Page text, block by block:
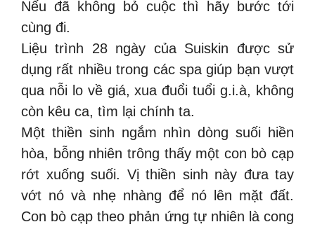
Nếu đã không bỏ cuộc thì hãy bước tới
cùng đi.
Liệu trình 28 ngày của Suiskin được sử
dụng rất nhiều trong các spa giúp bạn vượt
qua nỗi lo về giá, xua đuổi tuổi g.i.à, không
còn kêu ca, tìm lại chính ta.
Một thiền sinh ngắm nhìn dòng suối hiền
hòa, bỗng nhiên trông thấy một con bò cạp
rớt xuống suối. Vị thiền sinh này đưa tay
vớt nó và nhẹ nhàng để nó lên mặt đất.
Con bò cạp theo phản ứng tự nhiên là cong